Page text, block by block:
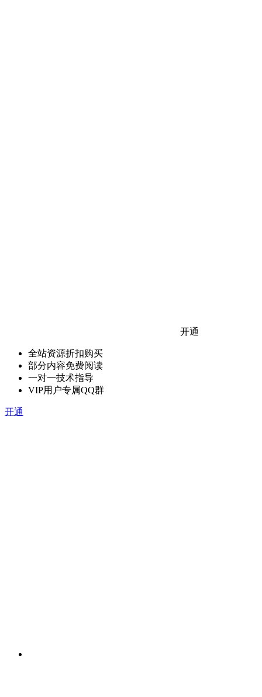
开通
全站资源折扣购买
部分内容免费阅读
一对一技术指导
VIP用户专属QQ群
开通